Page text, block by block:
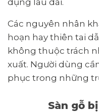
dụng lâu dài.
Các nguyên nhân
hoạn hay thiên tai
không thuộc trách
xuất. Người dùng
phục trong những
Sàn gỗ